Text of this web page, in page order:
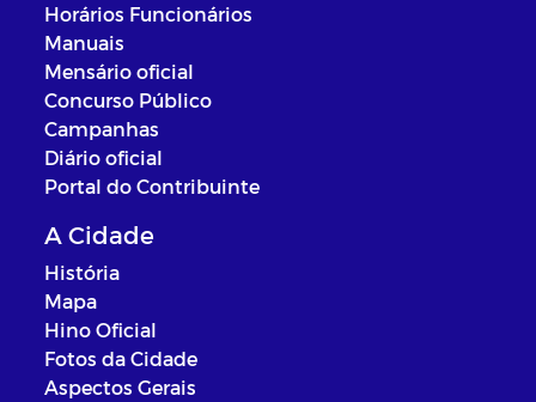
Horários Funcionários
Manuais
Mensário oficial
Concurso Público
Campanhas
Diário oficial
Portal do Contribuinte
A Cidade
História
Mapa
Hino Oficial
Fotos da Cidade
Aspectos Gerais